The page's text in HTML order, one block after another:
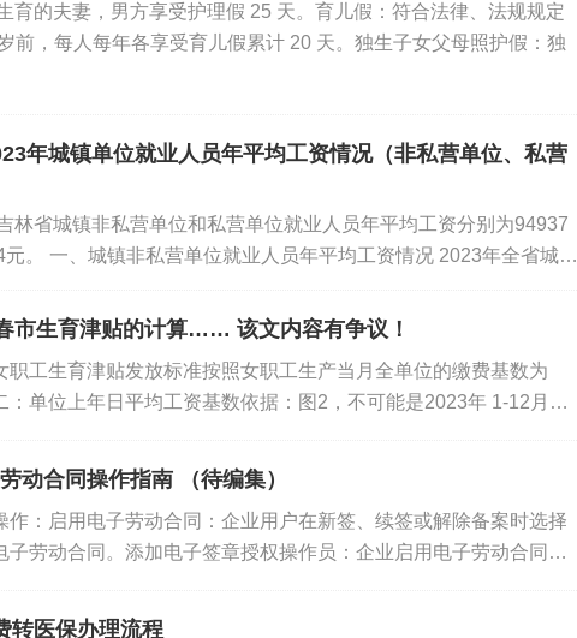
育的夫妻，男方享受护理假 25 天。育儿假：符合法律、法规规定
前，每人每年各享受育儿假累计 20 天。独生子女父母照护假：独
年城镇单位就业人员年平均工资情况（非私营单位、私营
林省城镇非私营单位和私营单位就业人员年平均工资分别为94937
元。 一、城镇非私营单位就业人员年平均工资情况 2023年全省城镇
市生育津贴的计算…… 该文内容有争议！
职工生育津贴发放标准按照女职工生产当月全单位的缴费基数为
：单位上年日平均工资基数依据：图2，不可能是2023年 1-12月平
动合同操作指南 （待编集）
作：启用电子劳动合同：企业用户在新签、续签或解除备案时选择
子劳动合同。添加电子签章授权操作员：企业启用电子劳动合同
转医保办理流程